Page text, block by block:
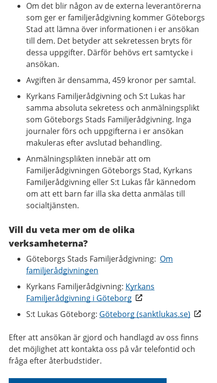
Om det blir någon av de externa leverantörerna
som ger er familjerådgivning kommer Göteborgs
Stad att lämna över informationen i er ansökan
till dem. Det betyder att sekretessen bryts för
dessa uppgifter. Därför behövs ert samtycke i
ansökan.
Avgiften är densamma, 459 kronor per samtal.
Kyrkans Familjerådgivning och S:t Lukas har
samma absoluta sekretess och anmälningsplikt
som Göteborgs Stads Familjerådgivning. Inga
journaler förs och uppgifterna i er ansökan
makuleras efter avslutad behandling.
Anmälningsplikten innebär att om
Familjerådgivningen Göteborgs Stad, Kyrkans
Familjerådgivning eller S:t Lukas får kännedom
om att ett barn far illa ska detta anmälas till
socialtjänsten.
Vill du veta mer om de olika
verksamheterna?
Göteborgs Stads Familjerådgivning: Om
familjerådgivningen
Kyrkans Familjerådgivning: Kyrkans
Familjerådgivning i Göteborg
S:t Lukas Göteborg: Göteborg (sanktlukas.se)
Efter att ansökan är gjord och handlagd av oss finns
det möjlighet att kontakta oss på vår telefontid och
fråga efter återbudstider.